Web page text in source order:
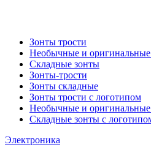
Зонты трости
Необычные и
Складные зонты
Зонты-трости
Зонты складные
Зонты трости с логотипом
Необычные и
Складные зонты с
Электроника